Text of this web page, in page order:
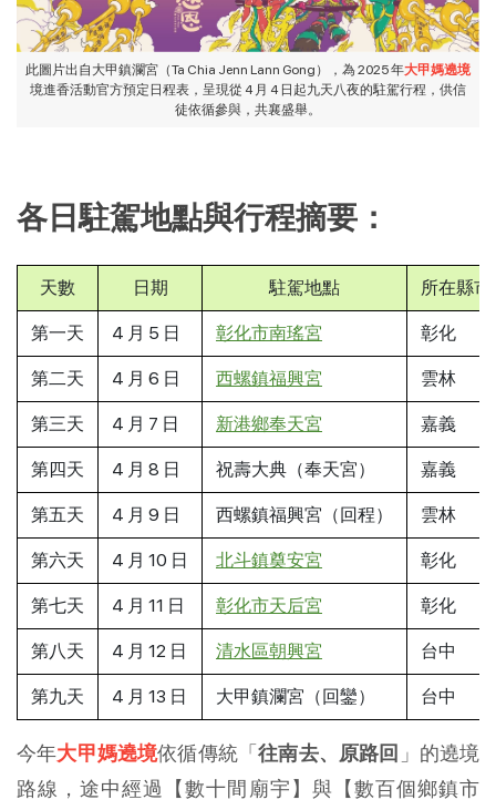
此圖片出自大甲鎮瀾宮（Ta Chia Jenn Lann Gong），為 2025 年大甲媽遶境
境進香活動官方預定日程表，呈現從 4 月 4 日起九天八夜的駐駕行程，供信
徒依循參與，共襄盛舉。
各日駐駕地點與行程摘要：
天數 日期 駐駕地點 所在縣市
第一天 4 月 5 日 彰化市南瑤宮 彰化
第二天 4 月 6 日 西螺鎮福興宮 雲林
第三天 4 月 7 日 新港鄉奉天宮 嘉義
第四天 4 月 8 日 祝壽大典（奉天宮） 嘉義
第五天 4 月 9 日 西螺鎮福興宮（回程） 雲林
第六天 4 月 10 日 北斗鎮奠安宮 彰化
第七天 4 月 11 日 彰化市天后宮 彰化
第八天 4 月 12 日 清水區朝興宮 台中
第九天 4 月 13 日 大甲鎮瀾宮（回鑾） 台中
今年大甲媽遶境依循傳統「往南去、原路回 」的遶境
路線，途中經過【數十間廟宇】與【數百個鄉鎮市